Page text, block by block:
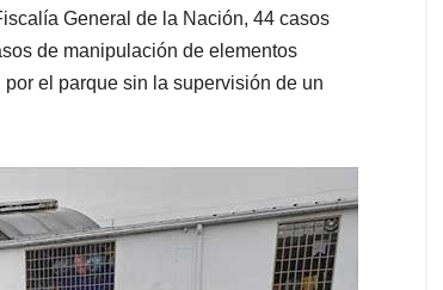
General de la Nación, 44 casos
de manipulación de elementos
el parque sin la supervisión de un